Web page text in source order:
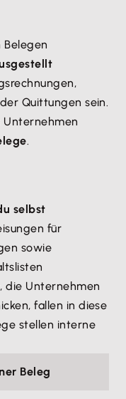
Quittungen sein.
Unternehmen
.
selbst
für
sowie
, die Unternehmen
fallen in diese
stellen interne
Beleg